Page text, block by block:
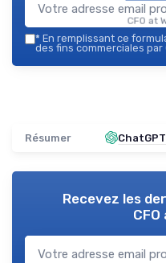
CFO at
* En remplissant ce
des fins commerciales par
Résumer ChatGPT
Recevez les
CFO